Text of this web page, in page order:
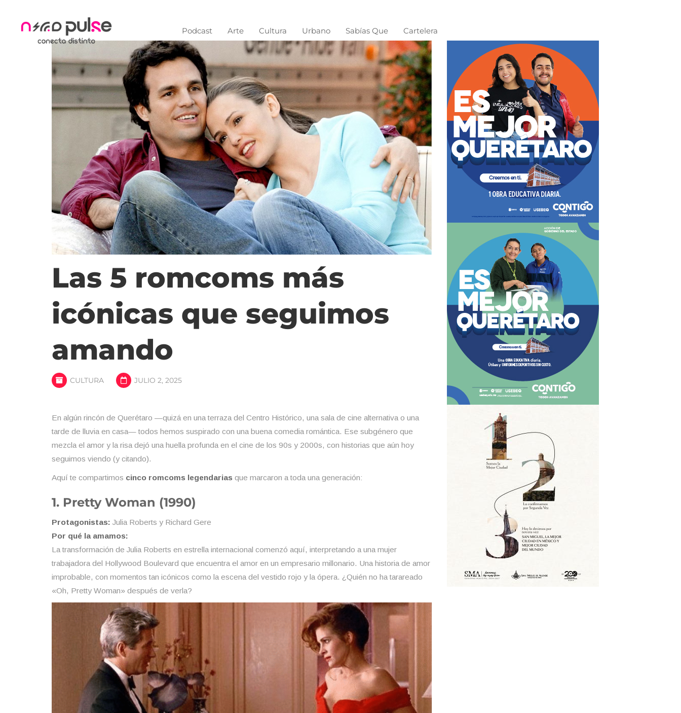
Podcast Arte Cultura Urbano Sabías Que Cartelera
Las 5 romcoms más
icónicas que seguimos
amando
CULTURA JULIO 2, 2025
En algún rincón de Querétaro —quizá en una terraza del Centro Histórico, una sala de cine alternativa o una
tarde de lluvia en casa— todos hemos suspirado con una buena comedia romántica. Ese subgénero que
mezcla el amor y la risa dejó una huella profunda en el cine de los 90s y 2000s, con historias que aún hoy
seguimos viendo (y citando).
Aquí te compartimos cinco romcoms legendarias que marcaron a toda una generación:
1. Pretty Woman (1990)
Protagonistas: Julia Roberts y Richard Gere
Por qué la amamos:
La transformación de Julia Roberts en estrella internacional comenzó aquí, interpretando a una mujer
trabajadora del Hollywood Boulevard que encuentra el amor en un empresario millonario. Una historia de amor
improbable, con momentos tan icónicos como la escena del vestido rojo y la ópera. ¿Quién no ha tarareado
«Oh, Pretty Woman» después de verla?